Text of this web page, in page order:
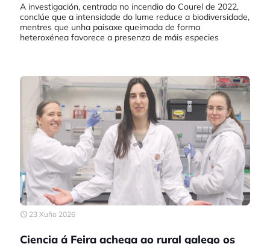
A investigación, centrada no incendio do Courel de 2022,
conclúe que a intensidade do lume reduce a biodiversidade,
mentres que unha paisaxe queimada de forma
heteroxénea favorece a presenza de máis especies
23 Xuño 2026
Ciencia á Feira achega ao rural galego os